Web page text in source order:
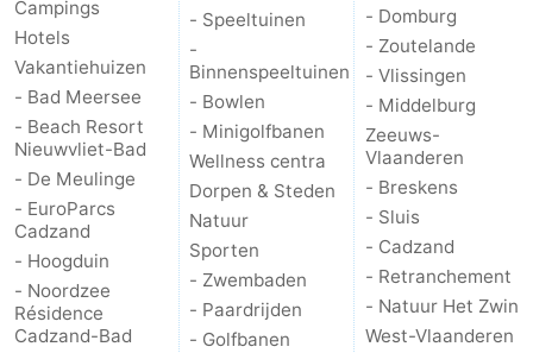
Campings
Hotels
Vakantiehuizen
- Bad Meersee
- Beach Resort
Nieuwvliet-Bad
- De Meulinge
- EuroParcs
Cadzand
- Hoogduin
- Noordzee
Résidence
Cadzand-Bad
- Speeltuinen
-
Binnenspeeltuinen
- Bowlen
- Minigolfbanen
Wellness centra
Dorpen & Steden
Natuur
Sporten
- Zwembaden
- Paardrijden
- Golfbanen
- Domburg
- Zoutelande
- Vlissingen
- Middelburg
Zeeuws-
Vlaanderen
- Breskens
- Sluis
- Cadzand
- Retranchement
- Natuur Het Zwin
West-Vlaanderen